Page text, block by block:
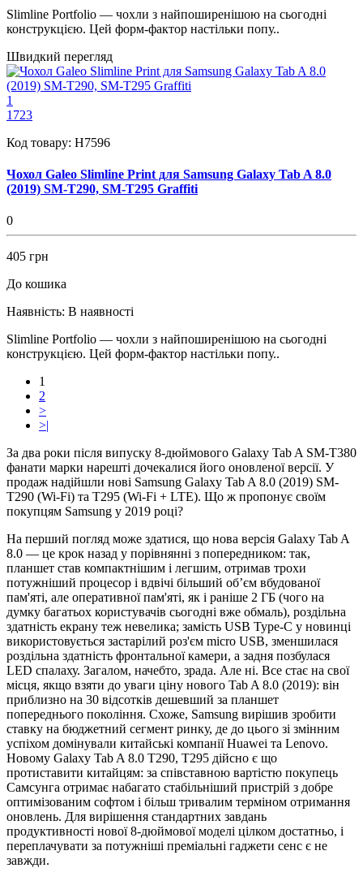
Slimline Portfolio — чохли з найпоширенішою на сьогодні
конструкцією. Цей форм-фактор настільки попу..
Швидкий перегляд
1
1723
Код товару: H7596
Чохол Galeo Slimline Print для Samsung Galaxy Tab A 8.0
(2019) SM-T290, SM-T295 Graffiti
0
405 грн
До кошика
Наявність: В наявності
Slimline Portfolio — чохли з найпоширенішою на сьогодні
конструкцією. Цей форм-фактор настільки попу..
1
2
>
>|
За два роки після випуску 8-дюймового Galaxy Tab A SM-T380
фанати марки нарешті дочекалися його оновленої версії. У
продаж надійшли нові Samsung Galaxy Tab A 8.0 (2019) SM-
T290 (Wi-Fi) та T295 (Wi-Fi + LTE). Що ж пропонує своїм
покупцям Samsung у 2019 році?
На перший погляд може здатися, що нова версія Galaxy Tab A
8.0 — це крок назад у порівнянні з попередником: так,
планшет став компактнішим і легшим, отримав трохи
потужніший процесор і вдвічі більший об’єм вбудованої
пам'яті, але оперативної пам'яті, як і раніше 2 ГБ (чого на
думку багатьох користувачів сьогодні вже обмаль), роздільна
здатність екрану теж невелика; замість USB Type-C у новинці
використовується застарілий роз'єм micro USB, зменшилася
роздільна здатність фронтальної камери, а задня позбулася
LED спалаху. Загалом, начебто, зрада. Але ні. Все стає на свої
місця, якщо взяти до уваги ціну нового Tab A 8.0 (2019): він
приблизно на 30 відсотків дешевший за планшет
попереднього покоління. Схоже, Samsung вирішив зробити
ставку на бюджетний сегмент ринку, де до цього зі змінним
успіхом домінували китайські компанії Huawei та Lenovo.
Новому Galaxy Tab A 8.0 T290, T295 дійсно є що
протиставити китайцям: за співставною вартістю покупець
Самсунга отримає набагато стабільніший пристрій з добре
оптимізованим софтом і більш тривалим терміном отримання
оновлень. Для вирішення стандартних завдань
продуктивності нової 8-дюймової моделі цілком достатньо, і
переплачувати за потужніші преміальні гаджети сенс є не
завжди.